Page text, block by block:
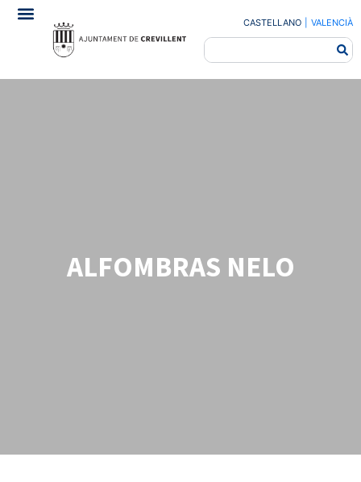
CASTELLANO VALENCIÀ
ALFOMBRAS NELO